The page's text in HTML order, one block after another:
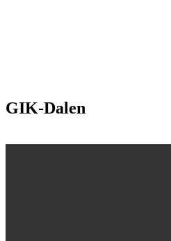
GIK-Dalen